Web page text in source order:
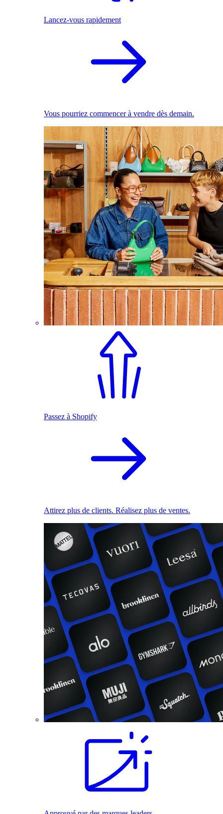
Lancez-vous rapidement
Vous pourriez commencer à vendre dès demain.
Passez à Shopify
Attirez plus de clients. Réalisez plus de ventes.